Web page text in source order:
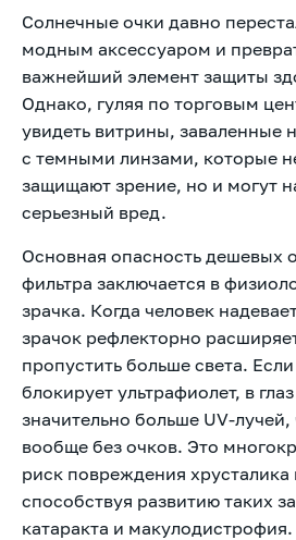
Солнечные очки давно
модным аксессуаром и
важнейший элемент защиты
Однако, гуляя по торговым
увидеть витрины, заваленные
с темными линзами, которые
защищают зрение, но и могут
серьезный вред.
Основная опасность дешевых
фильтра заключается в
зрачка. Когда человек
зрачок рефлекторно
пропустить больше света.
блокирует ультрафиолет, в
значительно больше UV-
вообще без очков. Это
риск повреждения хрусталика
способствуя развитию таких
катаракта и макулодистрофия.